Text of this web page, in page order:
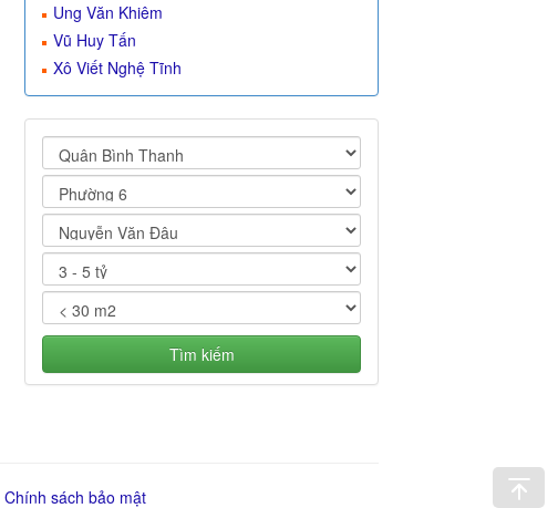
Ung Văn Khiêm
Vũ Huy Tấn
Xô Viết Nghệ Tĩnh
Tìm kiếm
Chính sách bảo mật